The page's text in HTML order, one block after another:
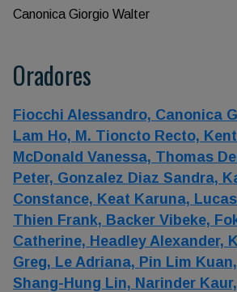
Canonica Giorgio Walter
Oradores
Fiocchi Alessandro, Canonica
Lam Ho, M. Tioncto Recto,
McDonald Vanessa, Thomas
Peter, Gonzalez Diaz Sandra,
Constance, Keat Karuna,
Thien Frank, Backer Vibeke,
Catherine, Headley Alexander,
Greg, Le Adriana, Pin Lim Kuan,
Shang-Hung Lin, Narinder Kaur,